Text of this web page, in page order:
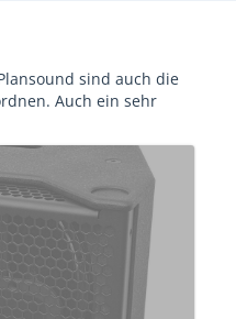
sind auch die
Auch ein sehr